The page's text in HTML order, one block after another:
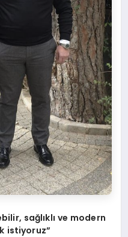
sağlıklı ve modern
istiyoruz”